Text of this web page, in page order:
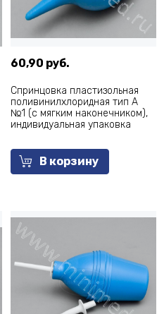
60,90 руб.
Спринцовка пластизольная
поливинилхлоридная тип А
№1 (с мягким наконечником),
индивидуальная упаковка
В корзину